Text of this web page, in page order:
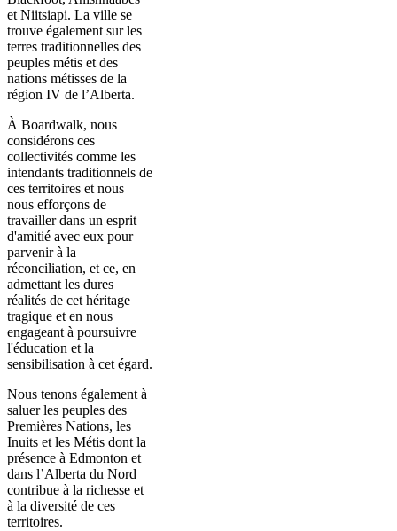
et Niitsiapi. La ville se
trouve également sur les
terres traditionnelles des
peuples métis et des
nations métisses de la
région IV de l’Alberta.
À Boardwalk, nous
considérons ces
collectivités comme les
intendants traditionnels de
ces territoires et nous
nous efforçons de
travailler dans un esprit
d'amitié avec eux pour
parvenir à la
réconciliation, et ce, en
admettant les dures
réalités de cet héritage
tragique et en nous
engageant à poursuivre
l'éducation et la
sensibilisation à cet égard.
Nous tenons également à
saluer les peuples des
Premières Nations, les
Inuits et les Métis dont la
présence à Edmonton et
dans l’Alberta du Nord
contribue à la richesse et
à la diversité de ces
territoires.